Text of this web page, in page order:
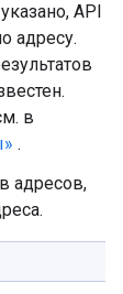
API
адресу.
в
.
адресов,